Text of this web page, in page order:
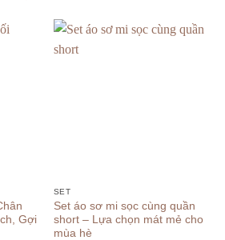
Gợi
SET
Set áo sơ mi sọc cùng quần
short – Lựa chọn mát mẻ cho
mùa hè